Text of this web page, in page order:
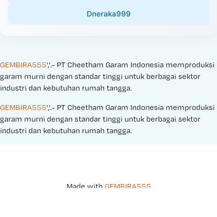
Dneraka999
GEMBIRA555','.- PT Cheetham Garam Indonesia memproduksi
garam murni dengan standar tinggi untuk berbagai sektor
industri dan kebutuhan rumah tangga.
GEMBIRA555','.- PT Cheetham Garam Indonesia memproduksi
garam murni dengan standar tinggi untuk berbagai sektor
industri dan kebutuhan rumah tangga.
Made with GEMBIRA555